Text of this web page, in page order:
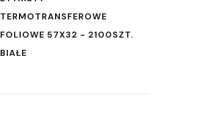
TERMOTRANSFEROWE
FOLIOWE 57X32 - 2100SZT.
BIAŁE